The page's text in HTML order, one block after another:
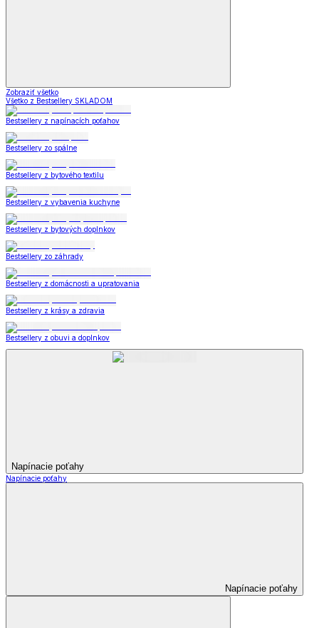
Zobraziť všetko
Všetko z Bestsellery SKLADOM
Bestsellery z napínacích poťahov
Bestsellery zo spálne
Bestsellery z bytového textilu
Bestsellery z vybavenia kuchyne
Bestsellery z bytových doplnkov
Bestsellery zo záhrady
Bestsellery z domácnosti a upratovania
Bestsellery z krásy a zdravia
Bestsellery z obuvi a doplnkov
Napínacie poťahy
Napínacie poťahy
Napínacie poťahy